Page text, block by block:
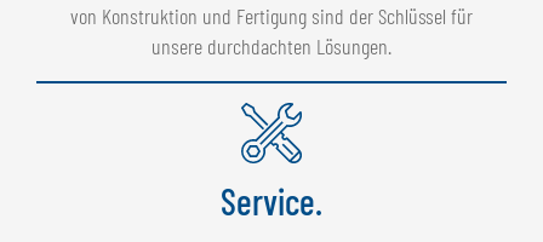
von Konstruktion und Fertigung sind der Schlüssel für
unsere durchdachten Lösungen.
Service.